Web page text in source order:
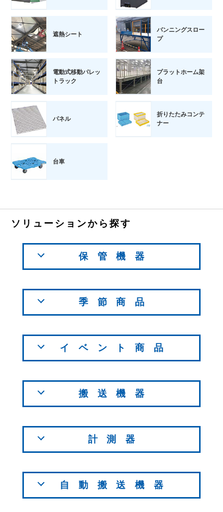
遮熱シート
バンニングスロー
プ
電動式移動パレッ
トラック
プラットホーム架
台
パネル
折りたたみコンテ
ナー
台車
ソリューションから探す
保管機器
季節商品
イベント商品
搬送機器
計測器
自動搬送機器